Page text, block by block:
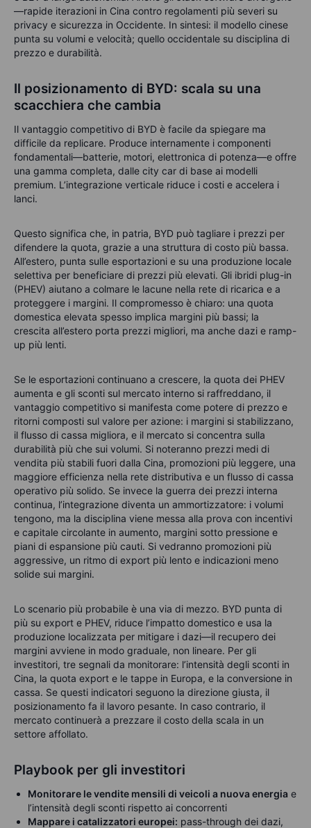
—rapide iterazioni in Cina contro regolamenti più severi su
privacy e sicurezza in Occidente. In sintesi: il modello cinese
punta su volumi e velocità; quello occidentale su disciplina di
prezzo e durabilità.
Il posizionamento di BYD: scala su una
scacchiera che cambia
Il vantaggio competitivo di BYD è facile da spiegare ma
difficile da replicare. Produce internamente i componenti
fondamentali—batterie, motori, elettronica di potenza—e offre
una gamma completa, dalle city car di base ai modelli
premium. L’integrazione verticale riduce i costi e accelera i
lanci.
Questo significa che, in patria, BYD può tagliare i prezzi per
difendere la quota, grazie a una struttura di costo più bassa.
All’estero, punta sulle esportazioni e su una produzione locale
selettiva per beneficiare di prezzi più elevati. Gli ibridi plug-in
(PHEV) aiutano a colmare le lacune nella rete di ricarica e a
proteggere i margini. Il compromesso è chiaro: una quota
domestica elevata spesso implica margini più bassi; la
crescita all’estero porta prezzi migliori, ma anche dazi e ramp-
up più lenti.
Se le esportazioni continuano a crescere, la quota dei PHEV
aumenta e gli sconti sul mercato interno si raffreddano, il
vantaggio competitivo si manifesta come potere di prezzo e
ritorni composti sul valore per azione: i margini si stabilizzano,
il flusso di cassa migliora, e il mercato si concentra sulla
durabilità più che sui volumi. Si noteranno prezzi medi di
vendita più stabili fuori dalla Cina, promozioni più leggere, una
maggiore efficienza nella rete distributiva e un flusso di cassa
operativo più solido. Se invece la guerra dei prezzi interna
continua, l’integrazione diventa un ammortizzatore: i volumi
tengono, ma la disciplina viene messa alla prova con incentivi
e capitale circolante in aumento, margini sotto pressione e
piani di espansione più cauti. Si vedranno promozioni più
aggressive, un ritmo di export più lento e indicazioni meno
solide sui margini.
Lo scenario più probabile è una via di mezzo. BYD punta di
più su export e PHEV, riduce l’impatto domestico e usa la
produzione localizzata per mitigare i dazi—il recupero dei
margini avviene in modo graduale, non lineare. Per gli
investitori, tre segnali da monitorare: l’intensità degli sconti in
Cina, la quota export e le tappe in Europa, e la conversione in
cassa. Se questi indicatori seguono la direzione giusta, il
posizionamento fa il lavoro pesante. In caso contrario, il
mercato continuerà a prezzare il costo della scala in un
settore affollato.
Playbook per gli investitori
Monitorare le vendite mensili di veicoli a nuova energia e
l’intensità degli sconti rispetto ai concorrenti
Mappare i catalizzatori europei: pass-through dei dazi,